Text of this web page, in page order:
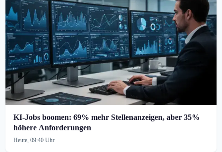
KI-Jobs boomen: 69% mehr Stellenanzeigen, aber 35%
höhere Anforderungen
Heute, 09:40 Uhr